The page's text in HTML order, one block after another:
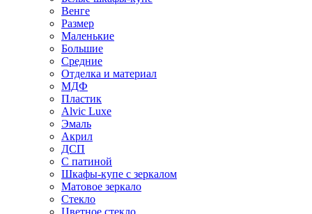
Венге
Размер
Маленькие
Большие
Средние
Отделка и материал
МДФ
Пластик
Alvic Luxe
Эмаль
Акрил
ДСП
С патиной
Шкафы-купе с зеркалом
Матовое зеркало
Стекло
Цветное стекло